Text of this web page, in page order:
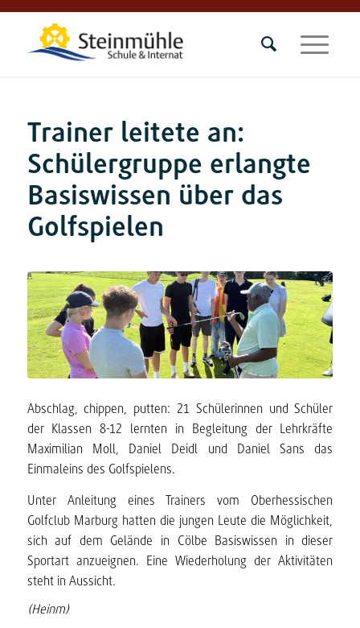
Trainer leitete an:
Schülergruppe erlangte
Basiswissen über das
Golfspielen
Abschlag, chippen, putten: 21 Schülerinnen und Schüler
der Klassen 8-12 lernten in Begleitung der Lehrkräfte
Maximilian Moll, Daniel Deidl und Daniel Sans das
Einmaleins des Golfspielens.
Unter Anleitung eines Trainers vom Oberhessischen
Golfclub Marburg hatten die jungen Leute die Möglichkeit,
sich auf dem Gelände in Cölbe Basiswissen in dieser
Sportart anzueignen. Eine Wiederholung der Aktivitäten
steht in Aussicht.
(Heinm)